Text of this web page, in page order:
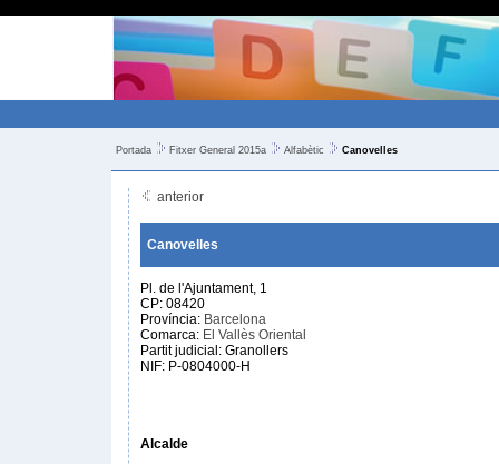
Portada Fitxer General 2015a Alfabètic Canovelles
anterior
Canovelles
Pl. de l'Ajuntament, 1
CP: 08420
Província: Barcelona
Comarca: El Vallès Oriental
Partit judicial: Granollers
NIF: P-0804000-H
Alcalde